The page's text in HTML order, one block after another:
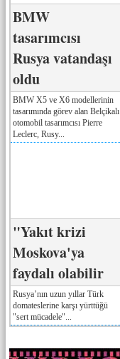
BMW
tasarımcısı
Rusya vatandaşı
oldu
BMW X5 ve X6 modellerinin
tasarımında görev alan Belçikalı
otomobil tasarımcısı Pierre
Leclerc, Rusy...
"Yakıt krizi
Moskova'ya
faydalı olabilir
Rusya’nın uzun yıllar Türk
domateslerine karşı yürttüğü
"sert mücadele"...